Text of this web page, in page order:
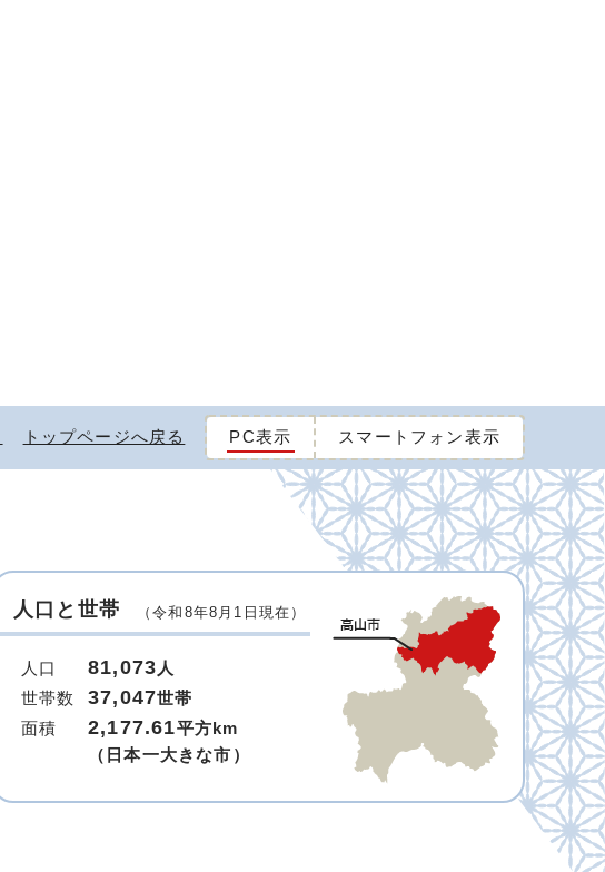
トップページへ戻る PC表示 スマートフォン表示
人口と世帯 （令和8年8月1日現在）
人口 81,073 人
世帯数
37,047世帯
面積
2,177.61平方km
（日本一大きな市）